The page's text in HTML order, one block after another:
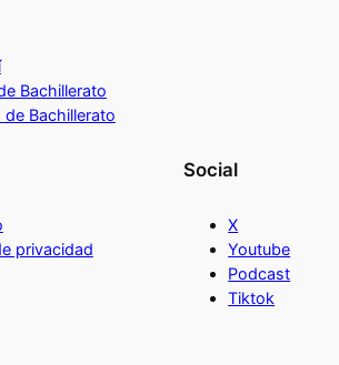
Bachillerato
de Bachillerato
privacidad
Social
X
Youtube
Podcast
Tiktok